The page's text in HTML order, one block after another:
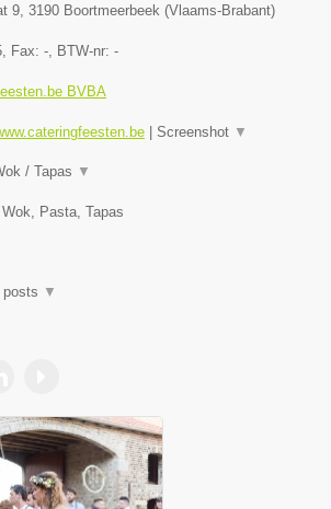
9 3190 Boortmeerbeek (Vlaams-Brabant)
, Fax: - , BTW-nr: -
BVBA
Screenshot ▼
/ Tapas ▼
Pasta, Tapas
posts ▼